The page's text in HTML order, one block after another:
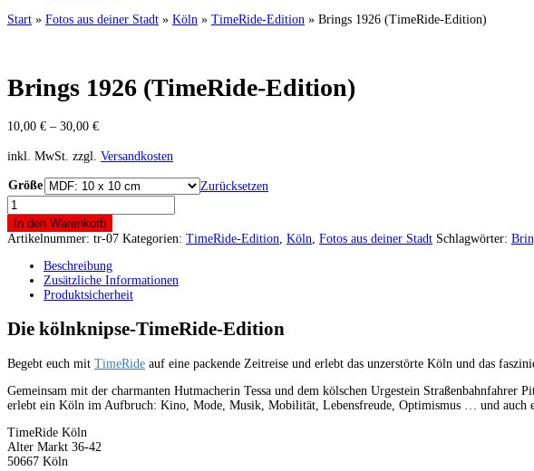
Start » Fotos aus deiner Stadt » Köln » TimeRide-Edition » Brings 1926 (TimeRide-Edition)
Brings 1926 (TimeRide-Edition)
10,00 € – 30,00 €
inkl. MwSt. zzgl. Versandkosten
Größe
Zurücksetzen
Brings
1926
(TimeRide-
Edition)
In den Warenkorb
Artikelnummer: tr-07 Kategorien: TimeRide-Edition, Köln, Fotos aus deiner Stadt Schlagwörter:
Beschreibung
Zusätzliche Informationen
Produktsicherheit
Die kölnknipse-TimeRide-Edition
Begebt euch mit TimeRide auf eine packende Zeitreise und erlebt das unzerstörte Köln und das
Gemeinsam mit der charmanten Hutmacherin Tessa und dem kölschen Urgestein
erlebt ein Köln im Aufbruch: Kino, Mode, Musik, Mobilität, Lebensfreude, Optimismus … und auch
TimeRide Köln
Alter Markt 36-42
50667 Köln